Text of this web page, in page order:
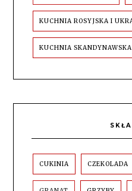
KUCHNIA ROSYJSKA I
KUCHNIA SKANDYNAWSKA
CUKINIA CZEKOLADA